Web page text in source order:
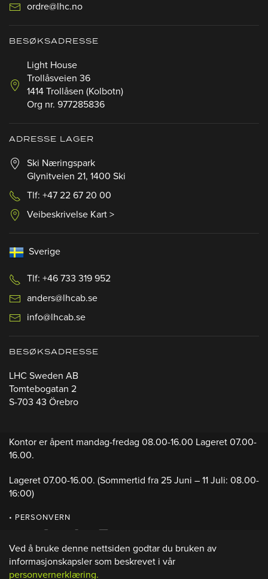
ordre@lhc.no
BESØKSADRESSE
Light House
Trollåsveien 36
1414 Trollåsen (Kolbotn)
Org nr. 977285836
ADRESSE LAGER
Ski Næringspark
Glynitveien 21, 1400 Ski
Tlf: +47 22 67 20 00
Veibeskrivelse Kart >
Sverige
Tlf: +46 733 319 952
anders@lhcab.se
info@lhcab.se
BESØKSADRESSE
LHC Sweden AB
Tomtebogatan 2
S-703 43 Örebro
Kontor er åpent mandag-fredag 08.00-16.00 Lageret 07.00-
16.00.
Lageret 07.00-16.00. (Sommertid fra 25 Juni – 11 Juli: 08.00-
16:00)
• PERSONVERN
Ved å bruke denne nettsiden godtar du bruken av
informasjonskapsler som beskrevet i vår
personvernerklæring.